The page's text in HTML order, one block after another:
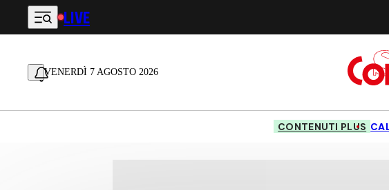
Vai al contenuto principale
LIVE
VENERDÌ 7 AGOSTO 2026
CONTENUTI PLUS